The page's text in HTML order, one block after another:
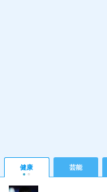
健康 芸能